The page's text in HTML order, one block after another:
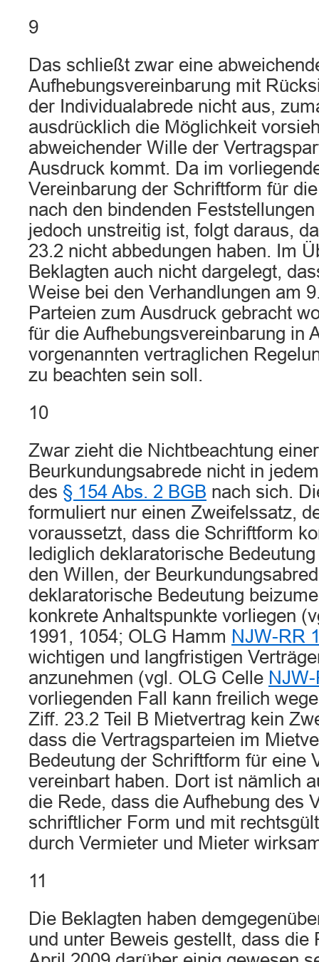
9
Das schließt zwar eine
Aufhebungsvereinbarung mit
der Individualabrede nicht aus,
ausdrücklich die Möglichkeit
abweichender Wille der
Ausdruck kommt. Da im
Vereinbarung der Schriftform für
nach den bindenden
jedoch unstreitig ist, folgt daraus,
23.2 nicht abbedungen haben. Im
Beklagten auch nicht dargelegt,
Weise bei den Verhandlungen am
Parteien zum Ausdruck gebracht
für die Aufhebungsvereinbarung in
vorgenannten vertraglichen
zu beachten sein soll.
10
Zwar zieht die Nichtbeachtung einer
Beurkundungsabrede nicht in
des § 154 Abs. 2 BGB nach sich.
formuliert nur einen Zweifelssatz,
voraussetzt, dass die Schriftform
lediglich deklaratorische
den Willen, der
deklaratorische Bedeutung
konkrete Anhaltspunkte vorliegen
1991, 1054; OLG Hamm NJW-RR
wichtigen und langfristigen
anzunehmen (vgl. OLG Celle
vorliegenden Fall kann freilich
Ziff. 23.2 Teil B Mietvertrag kein
dass die Vertragsparteien im
Bedeutung der Schriftform für eine
vereinbart haben. Dort ist nämlich
die Rede, dass die Aufhebung des
schriftlicher Form und mit
durch Vermieter und Mieter
11
Die Beklagten haben
und unter Beweis gestellt, dass die